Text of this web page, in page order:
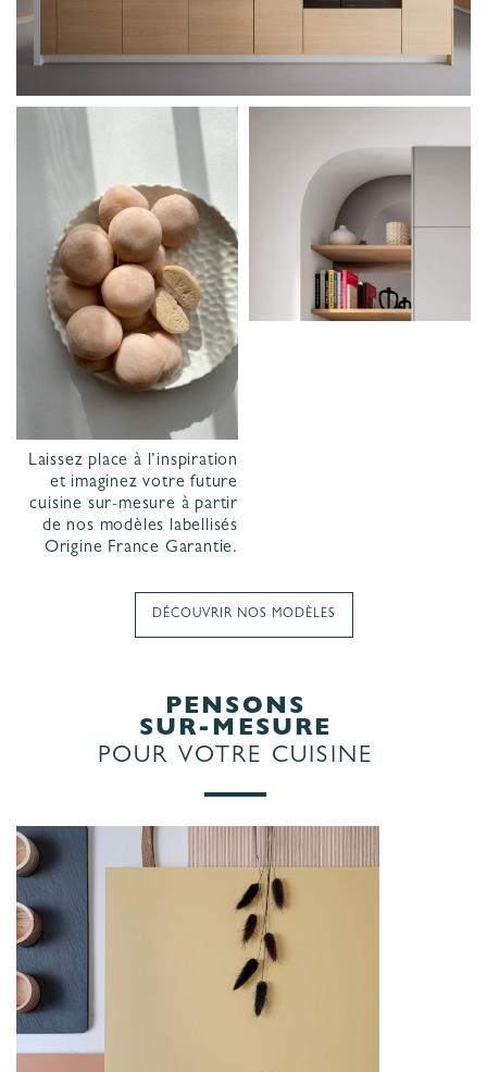
MATÉRIAUX ET COLORIS DE CUISINE
Laissez place à l’inspiration
et imaginez votre future
cuisine sur-mesure à partir
de nos modèles labellisés
Origine France Garantie.
DÉCOUVRIR NOS MODÈLES
PENSONS
SUR-MESURE
POUR VOTRE CUISINE